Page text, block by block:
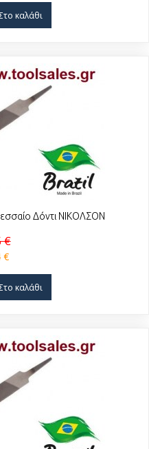
Δόντι ΝΙΚΟΛΣΟΝ
€
€